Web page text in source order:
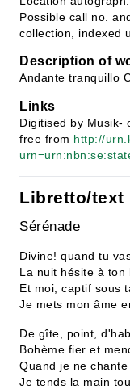
Possible call no.
collection, indexed
Description of
Andante tranquillo
Links
Digitised by Musik-
free from http://
Libretto/text
Sérénade
Divine! quand tu
La nuit hésite à ton
Et moi, captif sous
Je mets mon âme
De gîte, point,
Bohème fier et
Quand je ne chante
Je tends la main